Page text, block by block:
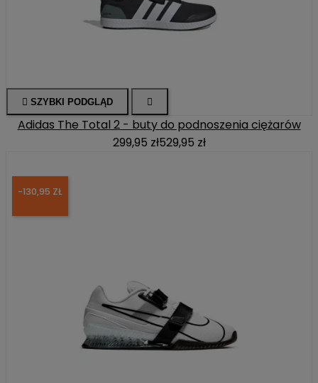
 SZYBKI PODGLĄD 
Adidas The Total 2 - buty do podnoszenia ciężarów
299,95 zł529,95 zł
-130,95 ZŁ